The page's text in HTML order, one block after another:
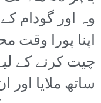
وہ اور گودام
اپنا پورا
چیت کرنے کے
ساتھ ملایا